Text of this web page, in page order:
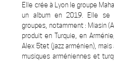
Elle crée à Lyon le groupe
un album en 2019. Elle se
groupes, notamment : Miasin
produit en Turquie, en
Alex 5tet (jazz arménien),
musiques arméniennes et